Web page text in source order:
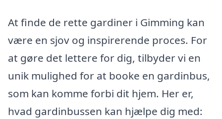
At finde de rette gardiner i Gimming kan
være en sjov og inspirerende proces. For
at gøre det lettere for dig, tilbyder vi en
unik mulighed for at booke en gardinbus,
som kan komme forbi dit hjem. Her er,
hvad gardinbussen kan hjælpe dig med: